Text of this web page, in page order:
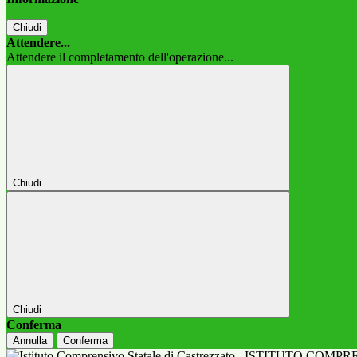
Chiudi
Attendere...
Attendere il completamento dell'operazione...
Chiudi
Chiudi
Conferma
Annulla Conferma